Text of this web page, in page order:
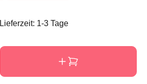
1-3 Tage
Gib den gewünschten